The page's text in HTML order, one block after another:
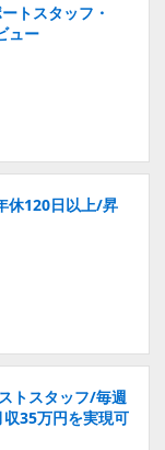
トスタッフ・
ュー
休120日以上/昇
トスタッフ/毎週
35万円を実現可